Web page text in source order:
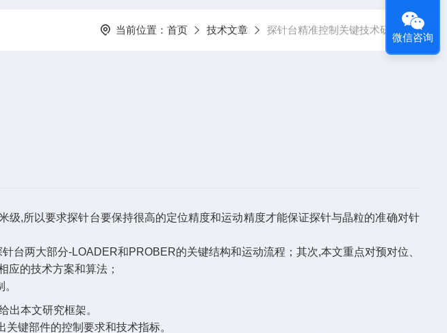
当前位置： 首页 技术文章 探针台精准控制关键技术研究
,所以要求探针台要保持很高的定位精度和运动精度才能保证探针与晶粒的准确对针
两大部分-LOADER和PROBER的关键结构和运动流程；其次,本文重点对预对位、
应的技术方案和算法；
出本文研究框架。
键部件的控制要求和技术指标。
微信咨询